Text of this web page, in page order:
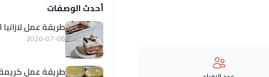
أحدث الوصفات
طريقة عمل
2026-07-08
طريقة عمل كريمة